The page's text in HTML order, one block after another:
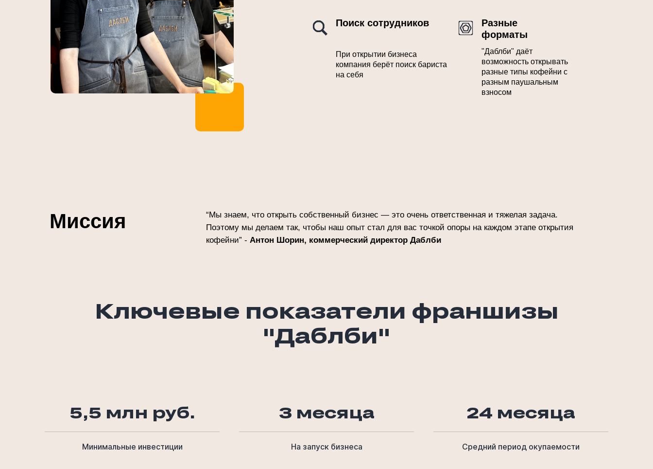
При открытии бизнеса
компания берёт поиск бариста
на себя
"Даблби" даёт
возможность открывать
разные типы кофейни с
разным паушальным
взносом
Разные
форматы
Поиск сотрудников
Миссия
“Мы знаем, что открыть собственный бизнес — это очень ответственная и тяжелая задача.
Поэтому мы делаем так, чтобы наш опыт стал для вас точкой опоры на каждом этапе открытия
кофейни” - Антон Шорин, коммерческий директор Даблби
Ключевые показатели франшизы
"Даблби"
5,5 млн руб.
Минимальные инвестиции
3 месяца
На запуск бизнеса
24 месяца
Средний период окупаемости